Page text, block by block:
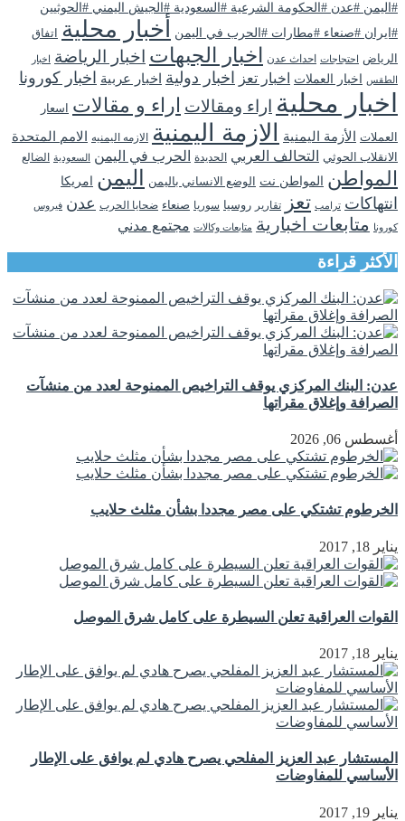
#اليمن #عدن #الحكومة الشرعية #السعودية #الجيش اليمني #الحوثيين
#ايران #صنعاء #مطارات #الحرب في اليمن
أخبار محلية
اتفاق
الرياض
احتجاجات احداث عدن اخبار الجبهات اخبار الرياضة اخبار
الطقس
اخبار العملات اخبار تعز اخبار دولية اخبار عربية اخبار كورونا
اخبار محلية اراء ومقالات اراء و مقالات اسعار
العملات الأزمة اليمنية الازمة اليمنية الازمه اليمنيه الامم المتحدة
الانقلاب الحوثي التحالف العربي الحديدة الحرب في اليمن السعودية الضالع
المواطن المواطن نت الوضع الانساني باليمن اليمن امريكا
انتهاكات ترامب تعز تقارير روسيا سوريا صنعاء ضحايا الحرب عدن فيروس
كورونا متابعات اخبارية متابعات وكالات مجتمع مدني
الأكثر قراءة
عدن: البنك المركزي يوقف التراخيص الممنوحة لعدد من منشآت
الصرافة وإغلاق مقراتها
أغسطس 06, 2026
الخرطوم تشتكي على مصر مجددا بشأن مثلث حلايب
يناير 18, 2017
القوات العراقية تعلن السيطرة على كامل شرق الموصل
يناير 18, 2017
المستشار عبد العزيز المفلحي يصرح هادي لم يوافق على الإطار
الأساسي للمفاوضات
يناير 19, 2017